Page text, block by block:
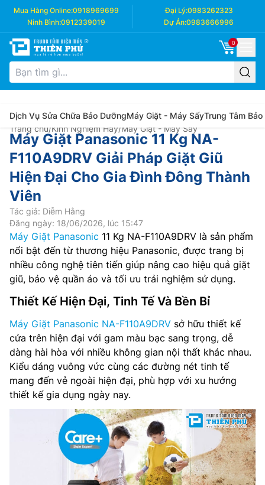
Mua Hàng Online:0918969699 Đại Lý:0983262323
Ninh Bình:0912339019 Dự Án:0983666996
0
Dịch Vụ Sửa Chữa Bảo DưỡngMáy Giặt - Máy SấyTrung Tâm Bảo
Trang chủ/Kinh Nghiệm Hay/Máy Giặt - Máy Sấy
Máy Giặt Panasonic 11 Kg NA-
F110A9DRV Giải Pháp Giặt Giũ
Hiện Đại Cho Gia Đình Đông Thành
Viên
Tác giả: Diễm Hằng
Đăng ngày: 18/06/2026, lúc 15:47
Máy Giặt Panasonic 11 Kg NA-F110A9DRV là sản phẩm
nổi bật đến từ thương hiệu Panasonic, được trang bị
nhiều công nghệ tiên tiến giúp nâng cao hiệu quả giặt
giũ, bảo vệ quần áo và tối ưu trải nghiệm sử dụng.
Thiết Kế Hiện Đại, Tinh Tế Và Bền Bỉ
Máy Giặt Panasonic NA-F110A9DRV sở hữu thiết kế
cửa trên hiện đại với gam màu bạc sang trọng, dễ
dàng hài hòa với nhiều không gian nội thất khác nhau.
Kiểu dáng vuông vức cùng các đường nét tinh tế
mang đến vẻ ngoài hiện đại, phù hợp với xu hướng
thiết kế gia dụng ngày nay.